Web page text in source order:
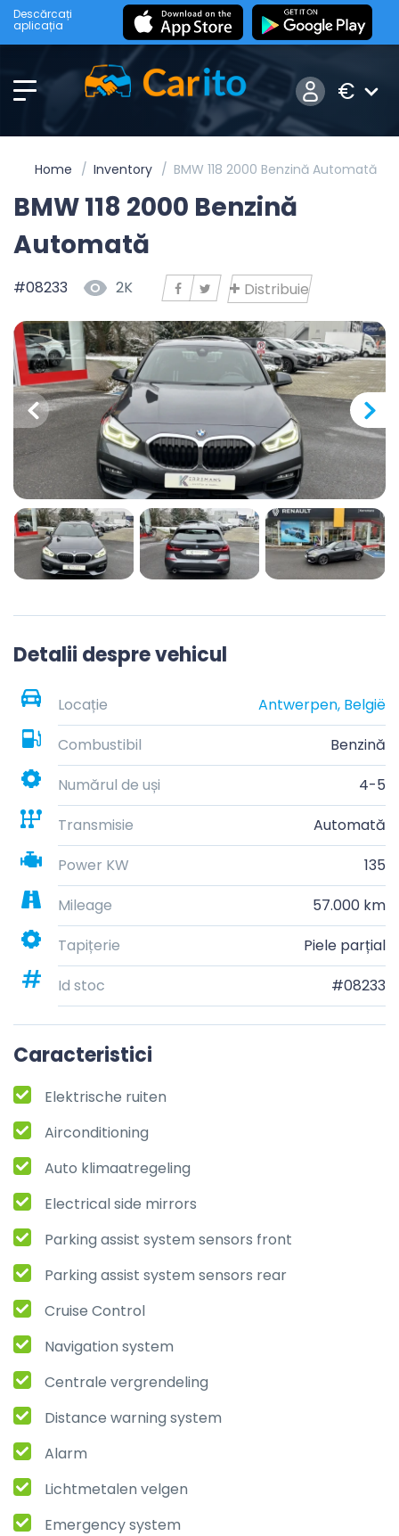
Descărcați
aplicația
€
Home Inventory BMW 118 2000 Benzină Automată
BMW 118 2000 Benzină
Automată
#08233 2K Distribuie
Detalii despre vehicul
Locație
Antwerpen, België
Combustibil
Benzină
Numărul de uși
4-5
Transmisie
Automată
Power KW
135
Mileage
57.000 km
Tapițerie
Piele parțial
Id stoc
#08233
Caracteristici
Elektrische ruiten
Airconditioning
Auto klimaatregeling
Electrical side mirrors
Parking assist system sensors front
Parking assist system sensors rear
Cruise Control
Navigation system
Centrale vergrendeling
Distance warning system
Alarm
Lichtmetalen velgen
Emergency system